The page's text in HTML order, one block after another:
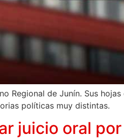
Regional de Junín. Sus hojas
políticas muy distintas.
juicio oral por